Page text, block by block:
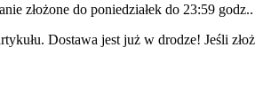
złożone do poniedziałek do 23:59 godz..
Dostawa jest już w drodze! Jeśli